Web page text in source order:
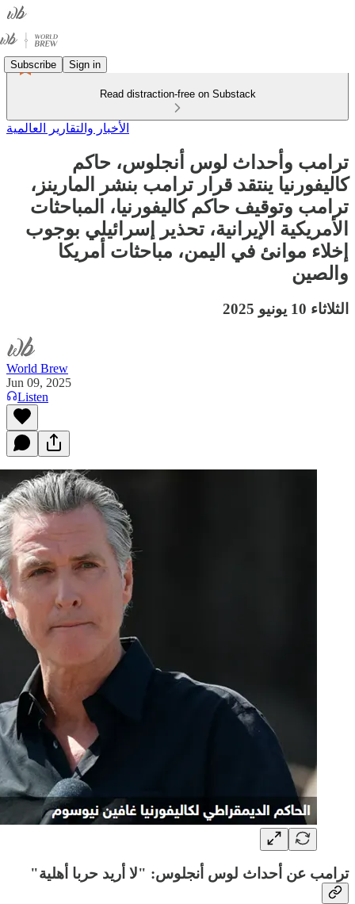
Subscribe Sign in
Read distraction-free on Substack
الأخبار والتقارير العالمية
ترامب وأحداث لوس أنجلوس، حاكم
كاليفورنيا ينتقد قرار ترامب بنشر المارينز،
ترامب وتوقيف حاكم كاليفورنيا، المباحثات
الأمريكية الإيرانية، تحذير إسرائيلي بوجوب
إخلاء موانئ في اليمن، مباحثات أمريكا
والصين
الثلاثاء 10 يونيو 2025
World Brew
Jun 09, 2025
Listen
ترامب عن أحداث لوس أنجلوس: "لا أريد حربا أهلية"